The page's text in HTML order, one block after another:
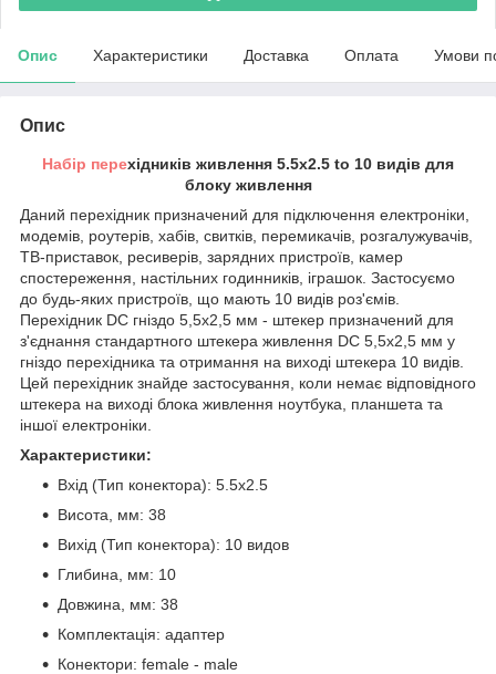
Опис Характеристики Доставка Оплата Умови
Опис
Набір перехідників живлення 5.5x2.5 to 10 видів для
блоку живлення
Даний перехідник призначений для підключення електроніки,
модемів, роутерів, хабів, свитків, перемикачів, розгалужувачів,
ТВ-приставок, ресиверів, зарядних пристроїв, камер
спостереження, настільних годинників, іграшок. Застосуємо
до будь-яких пристроїв, що мають 10 видів роз'ємів.
Перехідник DC гніздо 5,5х2,5 мм - штекер призначений для
з'єднання стандартного штекера живлення DC 5,5х2,5 мм у
гніздо перехідника та отримання на виході штекера 10 видів.
Цей перехідник знайде застосування, коли немає відповідного
штекера на виході блока живлення ноутбука, планшета та
іншої електроніки.
Характеристики:
Вхід (Тип конектора): 5.5x2.5
Висота, мм: 38
Вихід (Тип конектора): 10 видов
Глибина, мм: 10
Довжина, мм: 38
Комплектація: адаптер
Конектори: female - male